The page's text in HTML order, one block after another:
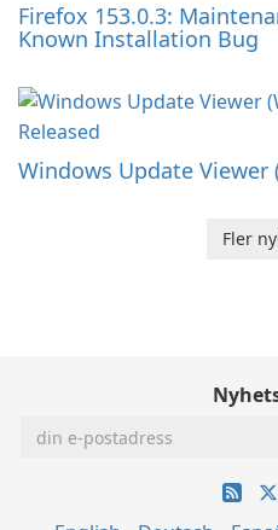
Firefox 153.0.3:
Known Installation Bug
Windows Update Viewer
Fler